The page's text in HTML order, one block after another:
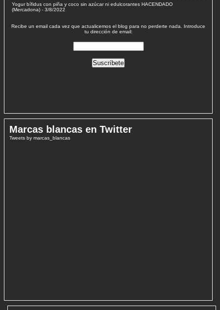
Yogur bífidus con piña y coco sin azúcar ni edulcorantes HACENDADO
(Mercadona) - 3/8/2022
Recibe un email cada vez que actualicemos el blog para no perderte nada. Introduce
tu dirección de email:
Marcas blancas en Twitter
Tweets by marcas_blancas